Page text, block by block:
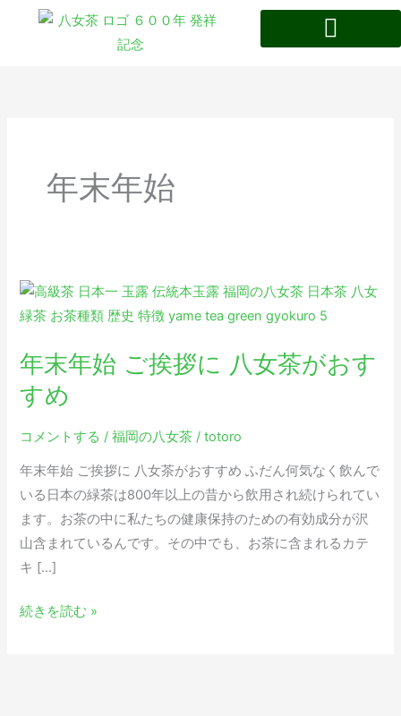
年末年始
年末年始 ご挨拶に 八女茶がおす
すめ
コメントする /福岡の八女茶 /totoro
年末年始 ご挨拶に 八女茶がおすすめ ふだん何気なく飲んで
いる日本の緑茶は800年以上の昔から飲用され続けられてい
ます。お茶の中に私たちの健康保持のための有効成分が沢
山含まれているんです。その中でも、お茶に含まれるカテ
キ […]
年
末
始
ご
挨
拶
茶
す
続きを読む »